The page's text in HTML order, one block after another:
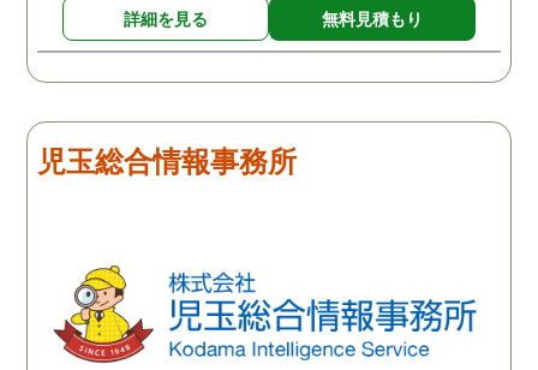
詳細を見る 無料見積もり
児玉総合情報事務所